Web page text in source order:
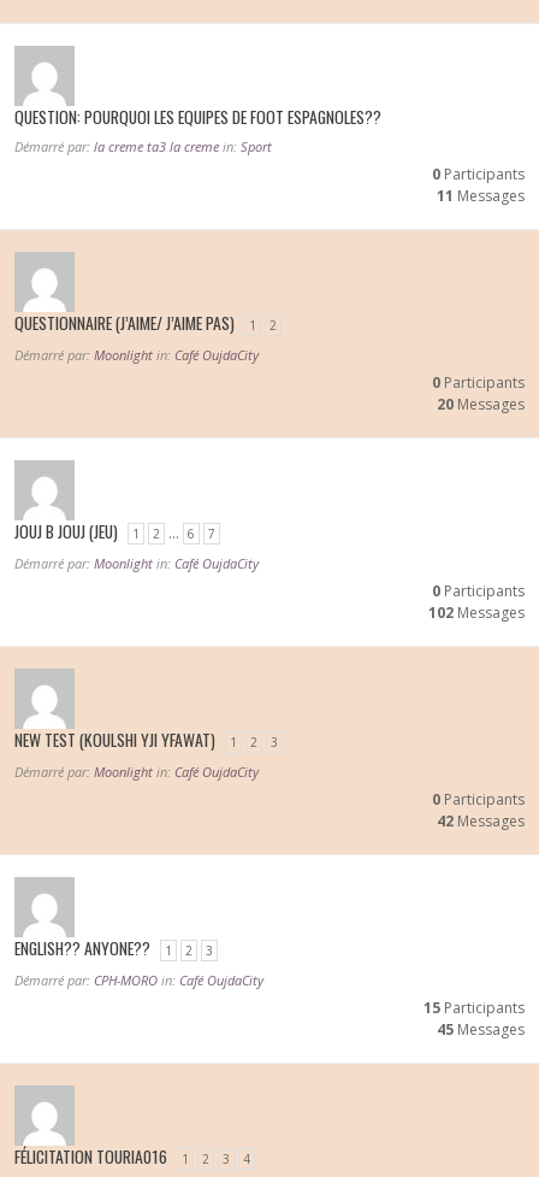
QUESTION: POURQUOI LES EQUIPES DE FOOT ESPAGNOLES??
Démarré par: la creme ta3 la creme in: Sport
0 Participants
11 Messages
QUESTIONNAIRE (J’AIME/ J’AIME PAS) 1 2
Démarré par: Moonlight in: Café OujdaCity
0 Participants
20 Messages
JOUJ B JOUJ (JEU) 1 2 … 6 7
Démarré par: Moonlight in: Café OujdaCity
0 Participants
102 Messages
NEW TEST (KOULSHI YJI YFAWAT) 1 2 3
Démarré par: Moonlight in: Café OujdaCity
0 Participants
42 Messages
ENGLISH?? ANYONE?? 1 2 3
Démarré par: CPH-MORO in: Café OujdaCity
15 Participants
45 Messages
FÉLICITATION TOURIA016 1 2 3 4